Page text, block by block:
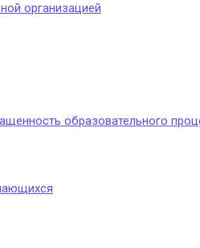
организацией
образовательного